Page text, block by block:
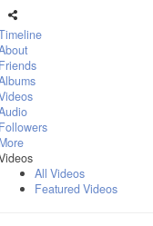
Friends
Followers
More
All Videos
Featured Videos